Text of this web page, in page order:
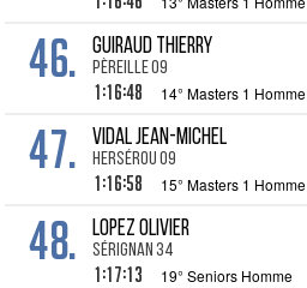
46. GUIRAUD Thierry
Pèreille 09
1:16:48 14° Masters 1 Homme
47. VIDAL Jean-Michel
Hersérou 09
1:16:58 15° Masters 1 Homme
48. LOPEZ Olivier
Sérignan 34
1:17:13 19° Seniors Homme